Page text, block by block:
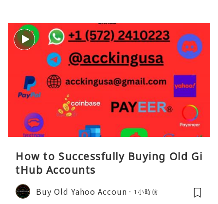
How to Successfully Buying Old Gi
tHub Accounts
Buy Old Yahoo Accoun 1小時前